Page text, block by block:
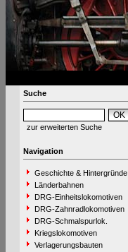
Suche
zur erweiterten Suche
Navigation
Geschichte & Hintergründe
Länderbahnen
DRG-Einheitslokomotiven
DRG-Zahnradlokomotiven
DRG-Schmalspurlok.
Kriegslokomotiven
Verlagerungsbauten